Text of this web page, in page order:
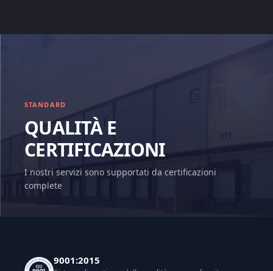
STANDARD
QUALITÀ E
CERTIFICAZIONI
I nostri servizi sono supportati da certificazioni
complete
9001:2015